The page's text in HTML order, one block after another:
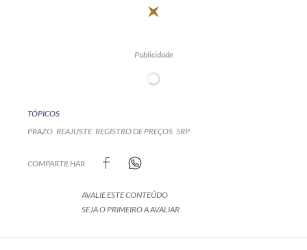
Publicidade
TÓPICOS
PRAZO REAJUSTE REGISTRO DE PREÇOS SRP
COMPARTILHAR
AVALIE ESTE CONTEÚDO
SEJA O PRIMEIRO A AVALIAR